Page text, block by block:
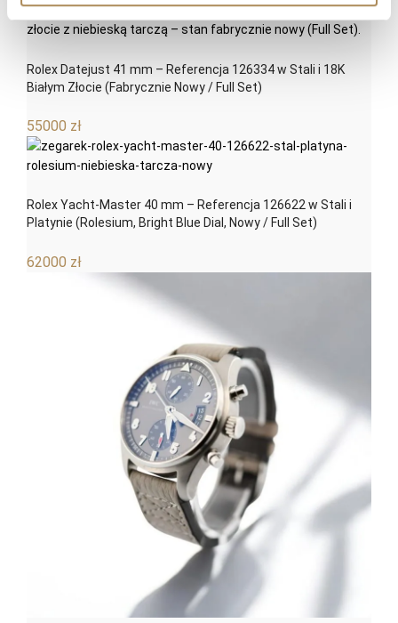
Rolex Datejust 41 mm – Referencja 126334 w Stali i 18K
Białym Złocie (Fabrycznie Nowy / Full Set)
55000 zł
Rolex Yacht-Master 40 mm – Referencja 126622 w Stali i
Platynie (Rolesium, Bright Blue Dial, Nowy / Full Set)
62000 zł